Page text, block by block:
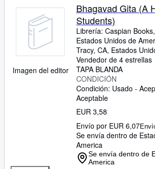
Imagen del editor
Bhagavad Gita (A
Students)
Librería: Caspian
Estados Unidos de
Tracy, CA, Estados
Vendedor de 4 estrellas
TAPA BLANDA
CONDICIÓN
Condición: Usado -
Aceptable
EUR 3,58
Envío por EUR 6,07
Se envía dentro de
America
Se envía dentro de
America